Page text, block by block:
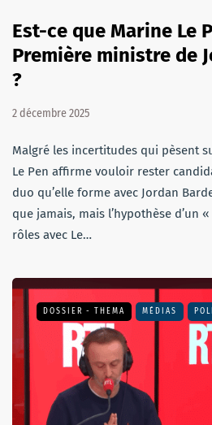
Est-ce que Marine Le
Première ministre de
?
2 décembre 2025
Malgré les incertitudes qui pèsent
Le Pen affirme vouloir rester
duo qu’elle forme avec Jordan
que jamais, mais l’hypothèse d’un
rôles avec Le…
DOSSIER - THEMA MÉDIAS